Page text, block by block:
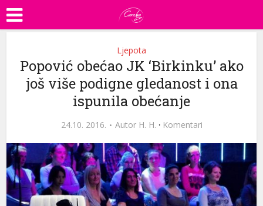
Ljepota
Popović obećao JK ‘Birkinku’ ako
još više podigne gledanost i ona
ispunila obećanje
24.10. 2016. Autor H. H. · Komentari